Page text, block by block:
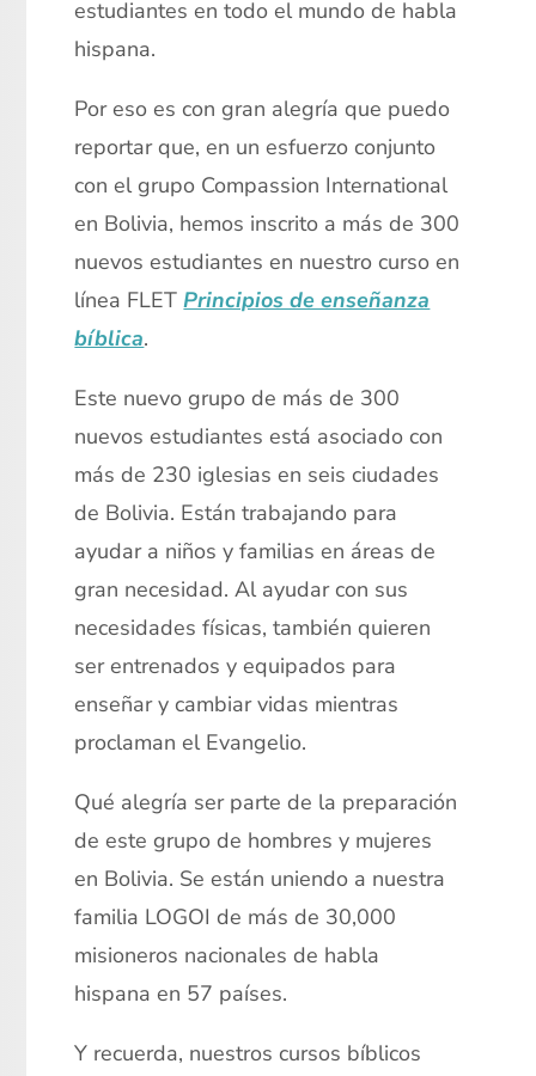
estudiantes en todo el mundo de habla
hispana.
Por eso es con gran alegría que puedo
reportar que, en un esfuerzo conjunto
con el grupo Compassion International
en Bolivia, hemos inscrito a más de 300
nuevos estudiantes en nuestro curso en
línea FLETPrincipios de enseñanza
bíblica.
Este nuevo grupo de más de 300
nuevos estudiantes está asociado con
más de 230 iglesias en seis ciudades
de Bolivia. Están trabajando para
ayudar a niños y familias en áreas de
gran necesidad. Al ayudar con sus
necesidades físicas, también quieren
ser entrenados y equipados para
enseñar y cambiar vidas mientras
proclaman el Evangelio.
Qué alegría ser parte de la preparación
de este grupo de hombres y mujeres
en Bolivia. Se están uniendo a nuestra
familia LOGOI de más de 30,000
misioneros nacionales de habla
hispana en 57 países.
Y recuerda, nuestros cursos bíblicos